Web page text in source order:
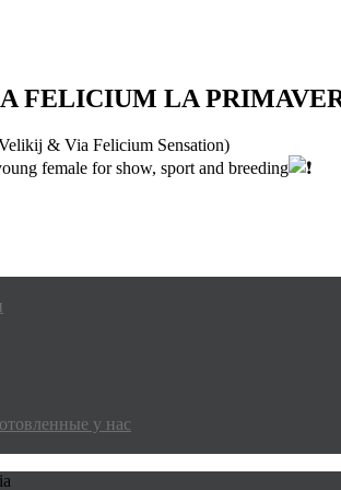
FELICIUM LA
& Via Felicium Sensation)
female for show, sport and breeding
питомник Via Felicium,
у нас